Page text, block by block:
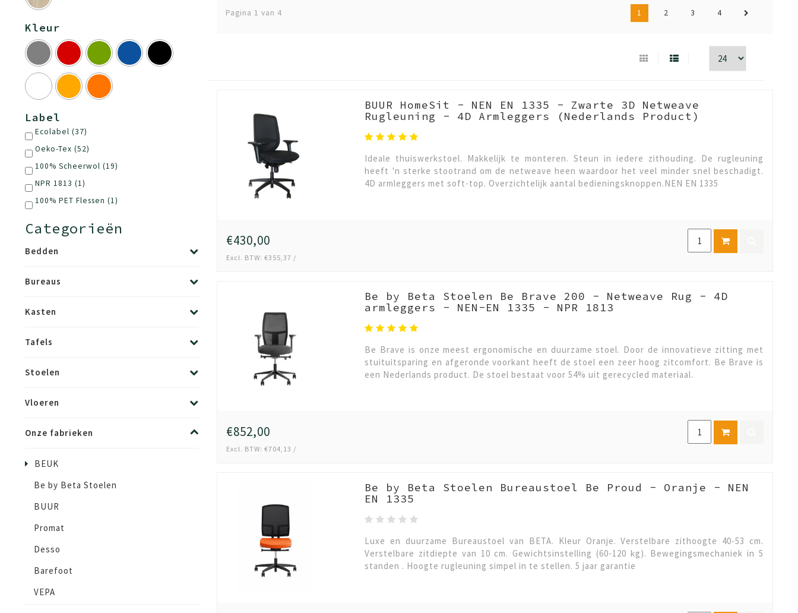
Kleur
Label
Ecolabel (37)
Oeko-Tex (52)
100% Scheerwol (19)
NPR 1813 (1)
100% PET Flessen (1)
Categorieën
Bedden
Bureaus
Kasten
Tafels
Stoelen
Vloeren
Onze fabrieken
BEUK
Be by Beta Stoelen
BUUR
Promat
Desso
Barefoot
VEPA
Pagina 1 van 4 1 2 3 4
BUUR HomeSit - NEN EN 1335 - Zwarte 3D Netweave
Rugleuning - 4D Armleggers (Nederlands Product)
Ideale thuiswerkstoel. Makkelijk te monteren. Steun in iedere zithouding. De rugleuning
heeft 'n sterke stootrand om de netweave heen waardoor het veel minder snel beschadigt.
4D armleggers met soft-top. Overzichtelijk aantal bedieningsknoppen.NEN EN 1335
€430,00
Excl. BTW: €355,37 /
Be by Beta Stoelen Be Brave 200 - Netweave Rug - 4D
armleggers - NEN-EN 1335 - NPR 1813
Be Brave is onze meest ergonomische en duurzame stoel. Door de innovatieve zitting met
stuituitsparing en afgeronde voorkant heeft de stoel een zeer hoog zitcomfort. Be Brave is
een Nederlands product. De stoel bestaat voor 54% uit gerecycled materiaal.
€852,00
Excl. BTW: €704,13 /
Be by Beta Stoelen Bureaustoel Be Proud - Oranje - NEN
EN 1335
Luxe en duurzame Bureaustoel van BETA. Kleur Oranje. Verstelbare zithoogte 40-53 cm.
Verstelbare zitdiepte van 10 cm. Gewichtsinstelling (60-120 kg). Bewegingsmechaniek in 5
standen . Hoogte rugleuning simpel in te stellen. 5 jaar garantie